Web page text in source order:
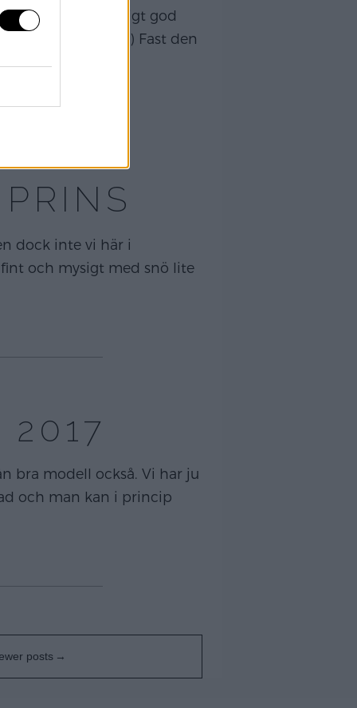
och den var riktigt god
kände inte jag) Fast den
[…]
dock inte vi här i
och mysigt med snö lite
bra modell också. Vi har ju
och man kan i princip
posts